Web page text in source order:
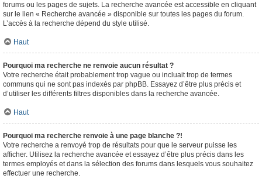
forums ou les pages de sujets. La recherche avancée est accessible en cliquant
sur le lien « Recherche avancée » disponible sur toutes les pages du forum.
L’accès à la recherche dépend du style utilisé.
Haut
Pourquoi ma recherche ne renvoie aucun résultat ?
Votre recherche était probablement trop vague ou incluait trop de termes
communs qui ne sont pas indexés par phpBB. Essayez d’être plus précis et
d’utiliser les différents filtres disponibles dans la recherche avancée.
Haut
Pourquoi ma recherche renvoie à une page blanche ?!
Votre recherche a renvoyé trop de résultats pour que le serveur puisse les
afficher. Utilisez la recherche avancée et essayez d’être plus précis dans les
termes employés et dans la sélection des forums dans lesquels vous souhaitez
effectuer une recherche.